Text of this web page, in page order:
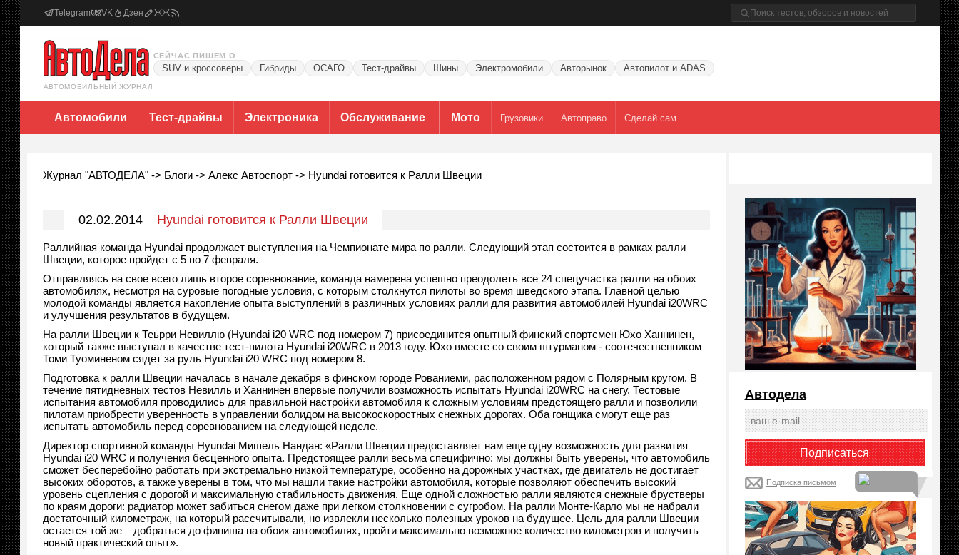
Telegram VK Дзен ЖЖ
АВТОМОБИЛЬНЫЙ ЖУРНАЛ
СЕЙЧАС ПИШЕМ О
SUV и кроссоверы Гибриды ОСАГО Тест-драйвы Шины Электромобили Авторынок Автопилот и ADAS
Автомобили Тест-драйвы Электроника Обслуживание Мото Грузовики Автоправо Сделай сам
Журнал "АВТОДЕЛА"-> Блоги-> Алекс Автоспорт-> Hyundai готовится к Ралли Швеции
02.02.2014 Hyundai готовится к Ралли Швеции
Раллийная команда Hyundai продолжает выступления на Чемпионате мира по ралли. Следующий этап состоится в рамках ралли
Швеции, которое пройдет с 5 по 7 февраля.
Отправляясь на свое всего лишь второе соревнование, команда намерена успешно преодолеть все 24 спецучастка ралли на обоих
автомобилях, несмотря на суровые погодные условия, с которым столкнутся пилоты во время шведского этапа. Главной целью
молодой команды является накопление опыта выступлений в различных условиях ралли для развития автомобилей Hyundai i20WRC
и улучшения результатов в будущем.
На ралли Швеции к Теьрри Невиллю (Hyundai i20 WRC под номером 7) присоединится опытный финский спортсмен Юхо Ханнинен,
который также выступал в качестве тест-пилота Hyundai i20WRC в 2013 году. Юхо вместе со своим штурманом - соотечественником
Томи Туоминеном сядет за руль Hyundai i20 WRC под номером 8.
Подготовка к ралли Швеции началась в начале декабря в финском городе Рованиеми, расположенном рядом с Полярным кругом. В
течение пятидневных тестов Невилль и Ханнинен впервые получили возможность испытать Hyundai i20WRC на снегу. Тестовые
испытания автомобиля проводились для правильной настройки автомобиля к сложным условиям предстоящего ралли и позволили
пилотам приобрести уверенность в управлении болидом на высокоскоростных снежных дорогах. Оба гонщика смогут еще раз
испытать автомобиль перед соревнованием на следующей неделе.
Директор спортивной команды Hyundai Мишель Нандан: «Ралли Швеции предоставляет нам еще одну возможность для развития
Hyundai i20 WRC и получения бесценного опыта. Предстоящее ралли весьма специфично: мы должны быть уверены, что автомобиль
сможет бесперебойно работать при экстремально низкой температуре, особенно на дорожных участках, где двигатель не достигает
высоких оборотов, а также уверены в том, что мы нашли такие настройки автомобиля, которые позволяют обеспечить высокий
уровень сцепления с дорогой и максимальную стабильность движения. Еще одной сложностью ралли являются снежные брустверы
по краям дороги: радиатор может забиться снегом даже при легком столкновении с сугробом. На ралли Монте-Карло мы не набрали
достаточный километраж, на который рассчитывали, но извлекли несколько полезных уроков на будущее. Цель для ралли Швеции
остается той же – добраться до финиша на обоих автомобилях, пройти максимально возможное количество километров и получить
новый практический опыт».
Автодела
Подписка письмом